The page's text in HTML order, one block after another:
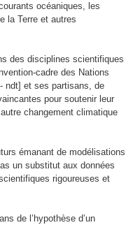
océaniques, les
la Terre et autres
des disciplines scientifiques
cadre des Nations
ndt] et ses partisans, de
pour soutenir leur
changement climatique
émanant de modélisations
un substitut aux données
rigoureuses et
de l’hypothèse d’un